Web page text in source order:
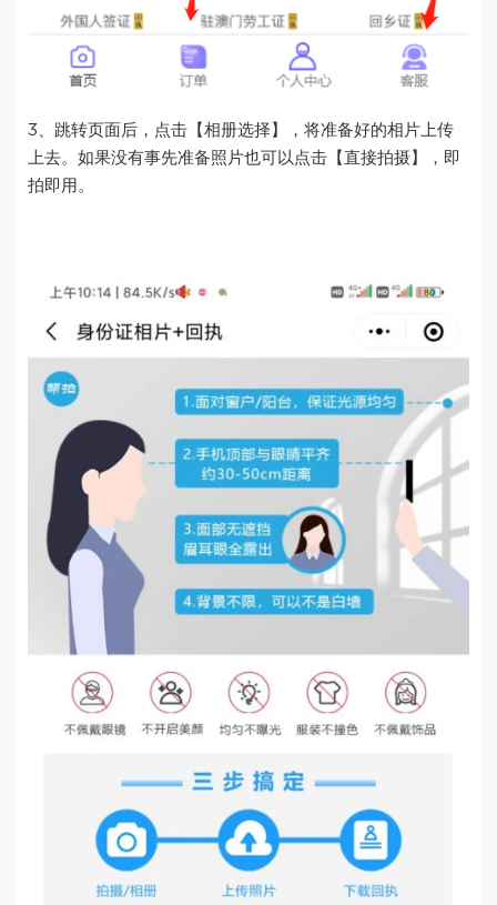
3、跳转页面后，点击【相册选择】，将准备好的相片上传
上去。如果没有事先准备照片也可以点击【直接拍摄】，即
拍即用。